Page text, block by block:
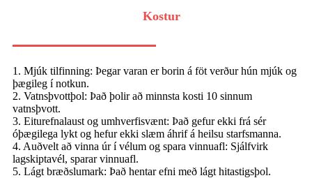
Kostur
1. Mjúk tilfinning: Þegar varan er borin á föt verður hún mjúk og
þægileg í notkun.
2. Vatnsþvottþol: Það þolir að minnsta kosti 10 sinnum
vatnsþvott.
3. Eiturefnalaust og umhverfisvænt: Það gefur ekki frá sér
óþægilega lykt og hefur ekki slæm áhrif á heilsu starfsmanna.
4. Auðvelt að vinna úr í vélum og spara vinnuafl: Sjálfvirk
lagskiptavél, sparar vinnuafl.
5. Lágt bræðslumark: Það hentar efni með lágt hitastigsþol.